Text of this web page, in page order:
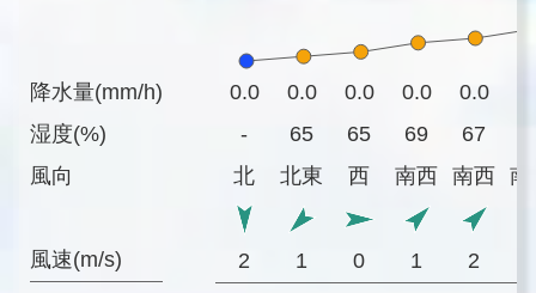
降水量(mm/h)
湿度(%)
風向
風速(m/s)
0.0 0.0 0.0 0.0 0.0
-
65 65 69 67
北
北東 西 南西 南西 南
2 1 0 1 2